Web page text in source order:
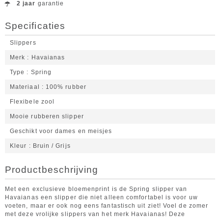
2 jaar garantie
Specificaties
Slippers
Merk Havaianas
Type Spring
Materiaal 100% rubber
Flexibele zool
Mooie rubberen slipper
Geschikt voor dames en meisjes
Kleur Bruin / Grijs
Productbeschrijving
Met een exclusieve bloemenprint is de Spring slipper van
Havaianas een slipper die niet alleen comfortabel is voor uw
voeten, maar er ook nog eens fantastisch uit ziet! Voel de zomer
met deze vrolijke slippers van het merk Havaianas! Deze